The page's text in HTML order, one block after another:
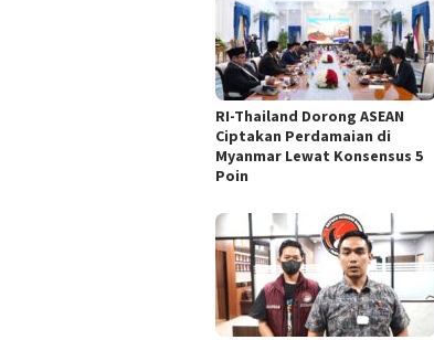
RI-Thailand Dorong ASEAN
Ciptakan Perdamaian di
Myanmar Lewat Konsensus 5
Poin